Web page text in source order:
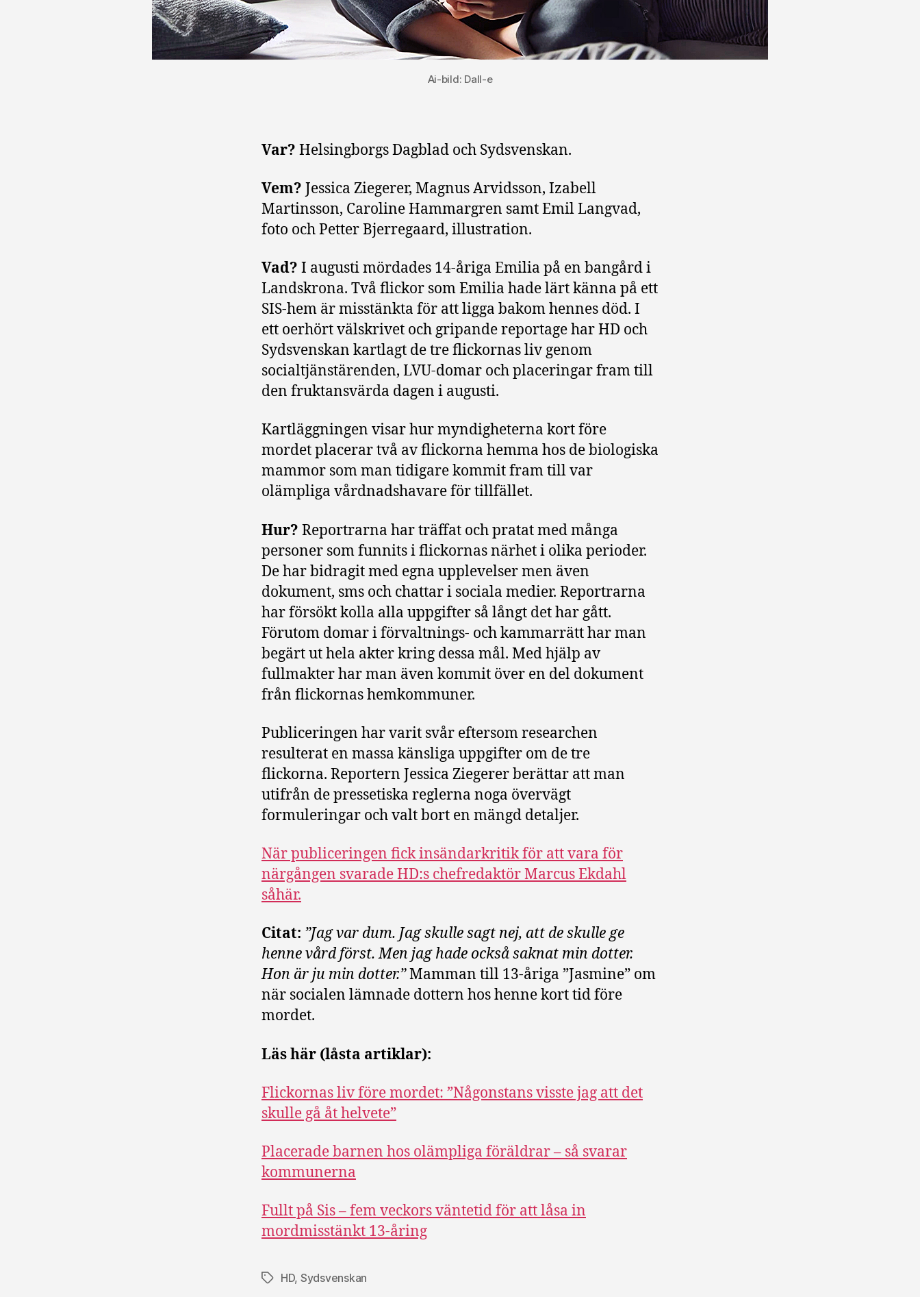
Ai-bild: Dall-e
Var? Helsingborgs Dagblad och Sydsvenskan.
Vem? Jessica Ziegerer, Magnus Arvidsson, Izabell
Martinsson, Caroline Hammargren samt Emil Langvad,
foto och Petter Bjerregaard, illustration.
Vad? I augusti mördades 14-åriga Emilia på en bangård i
Landskrona. Två flickor som Emilia hade lärt känna på ett
SIS-hem är misstänkta för att ligga bakom hennes död. I
ett oerhört välskrivet och gripande reportage har HD och
Sydsvenskan kartlagt de tre flickornas liv genom
socialtjänstärenden, LVU-domar och placeringar fram till
den fruktansvärda dagen i augusti.
Kartläggningen visar hur myndigheterna kort före
mordet placerar två av flickorna hemma hos de biologiska
mammor som man tidigare kommit fram till var
olämpliga vårdnadshavare för tillfället.
Hur? Reportrarna har träffat och pratat med många
personer som funnits i flickornas närhet i olika perioder.
De har bidragit med egna upplevelser men även
dokument, sms och chattar i sociala medier. Reportrarna
har försökt kolla alla uppgifter så långt det har gått.
Förutom domar i förvaltnings- och kammarrätt har man
begärt ut hela akter kring dessa mål. Med hjälp av
fullmakter har man även kommit över en del dokument
från flickornas hemkommuner.
Publiceringen har varit svår eftersom researchen
resulterat en massa känsliga uppgifter om de tre
flickorna. Reportern Jessica Ziegerer berättar att man
utifrån de pressetiska reglerna noga övervägt
formuleringar och valt bort en mängd detaljer.
När publiceringen fick insändarkritik för att vara för
närgången svarade HD:s chefredaktör Marcus Ekdahl
såhär.
Citat: ”Jag var dum. Jag skulle sagt nej, att de skulle ge
henne vård först. Men jag hade också saknat min dotter.
Hon är ju min dotter.”Mamman till 13-åriga ”Jasmine” om
när socialen lämnade dottern hos henne kort tid före
mordet.
Läs här (låsta artiklar):
Flickornas liv före mordet: ”Någonstans visste jag att det
skulle gå åt helvete”
Placerade barnen hos olämpliga föräldrar – så svarar
kommunerna
Fullt på Sis – fem veckors väntetid för att låsa in
mordmisstänkt 13-åring
Etiketter
HD, Sydsvenskan